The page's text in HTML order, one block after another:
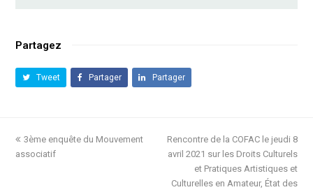
Partagez
Tweet Partager Partager
previous
post:
3ème enquête du Mouvement
associatif
next
post:
Rencontre de la COFAC le jeudi 8
avril 2021 sur les Droits Culturels
et Pratiques Artistiques et
Culturelles en Amateur, État des